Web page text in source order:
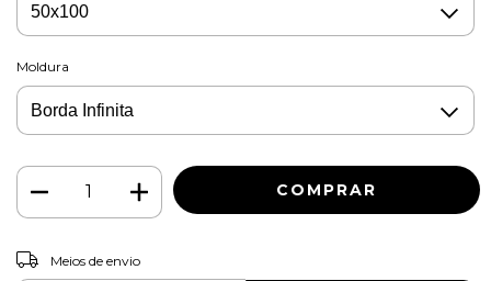
Moldura
Entregas para o CEP:
Meios de envio